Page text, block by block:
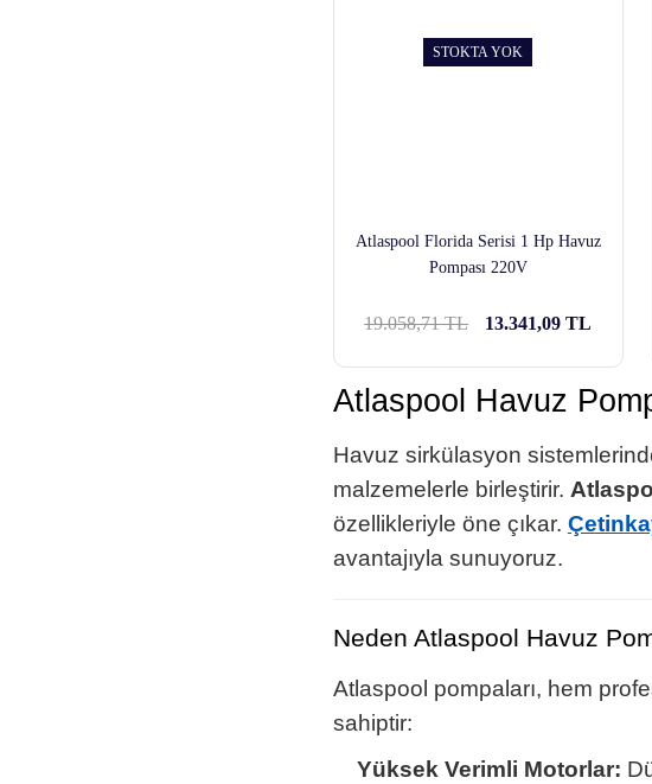
STOKTA YOK
Atlaspool Florida Serisi 1 Hp Havuz
Pompası 220V
19.058,71 TL 13.341,09 TL
Atlaspool Havuz
Havuz sirkülasyon
malzemelerle birleştirir.
özellikleriyle öne çıkar.
avantajıyla sunuyoruz.
Neden Atlaspool Havuz
Atlaspool pompaları, hem
sahiptir:
Yüksek Verimli Motorlar: